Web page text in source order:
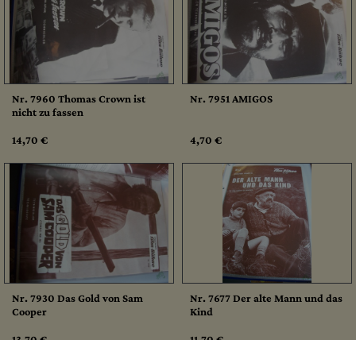
Nr. 7960 Thomas Crown ist
nicht zu fassen
14,70 €
Nr. 7951 AMIGOS
4,70 €
Nr. 7930 Das Gold von Sam
Cooper
Nr. 7677 Der alte Mann und das
Kind